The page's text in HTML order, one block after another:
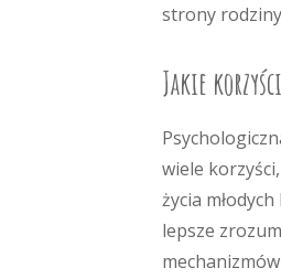
strony
Jakie
wiele
życia
lepsze